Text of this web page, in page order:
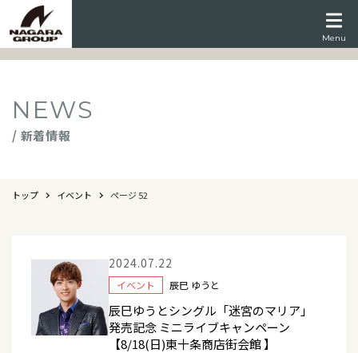
Menu
NEWS
/ 新着情報
トップ イベント ページ 52
2024.07.22
イベント 辰巳 ゆうと
辰巳ゆうとシングル「迷宮のマリア」
発売記念 ミニライブキャンペーン
【8/18(日)東十条商店街会館 】